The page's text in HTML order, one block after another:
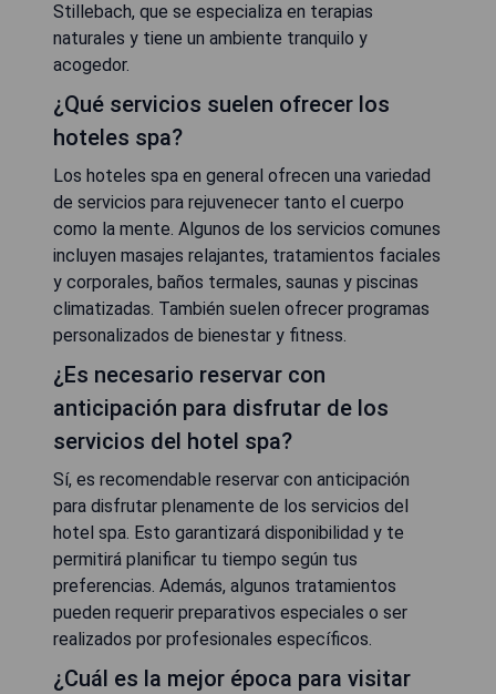
Stillebach, que se especializa en terapias
naturales y tiene un ambiente tranquilo y
acogedor.
¿Qué servicios suelen ofrecer los
hoteles spa?
Los hoteles spa en general ofrecen una variedad
de servicios para rejuvenecer tanto el cuerpo
como la mente. Algunos de los servicios comunes
incluyen masajes relajantes, tratamientos faciales
y corporales, baños termales, saunas y piscinas
climatizadas. También suelen ofrecer programas
personalizados de bienestar y fitness.
¿Es necesario reservar con
anticipación para disfrutar de los
servicios del hotel spa?
Sí, es recomendable reservar con anticipación
para disfrutar plenamente de los servicios del
hotel spa. Esto garantizará disponibilidad y te
permitirá planificar tu tiempo según tus
preferencias. Además, algunos tratamientos
pueden requerir preparativos especiales o ser
realizados por profesionales específicos.
¿Cuál es la mejor época para visitar